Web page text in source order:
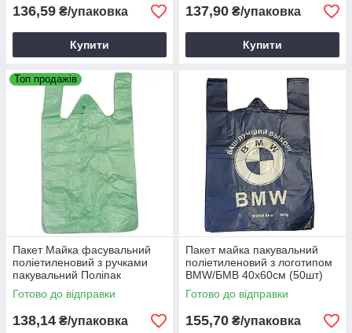
136,59 ₴/упаковка
Купити
137,90 ₴/упаковка
Купити
Топ продажів
Пакет Майка фасувальний
поліетиленовий з ручками
пакувальний Поліпак
22х45см (200шт) для
фасування продуктів
Готово до відправки
138,14 ₴/упаковка
Пакет майка пакувальний
поліетиленовий з логотипом
BMW/БМВ 40х60см (50шт)
Готово до відправки
155,70 ₴/упаковка